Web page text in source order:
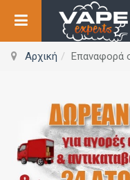
Αρχική Επαναφορά